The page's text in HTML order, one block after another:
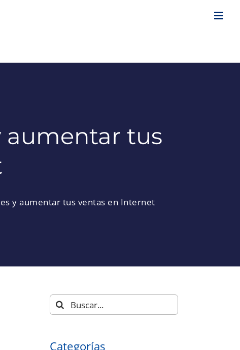
aumentar tus
y aumentar tus ventas en Internet
Buscar:
Categorías